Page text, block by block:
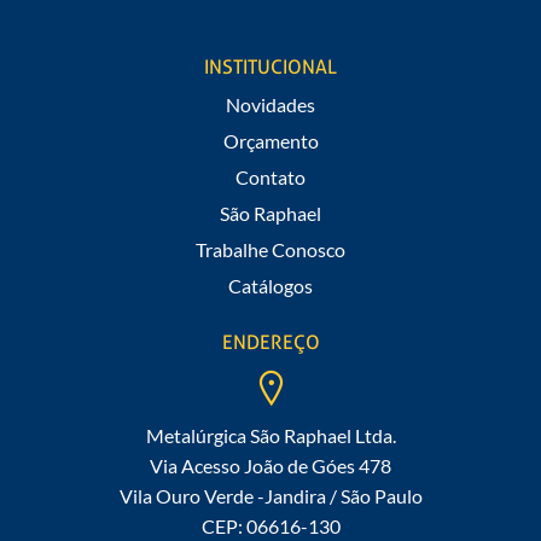
INSTITUCIONAL
Novidades
Orçamento
Contato
São Raphael
Trabalhe Conosco
Catálogos
ENDEREÇO
Metalúrgica São Raphael Ltda.
Via Acesso João de Góes 478
Vila Ouro Verde -Jandira / São Paulo
CEP: 06616-130